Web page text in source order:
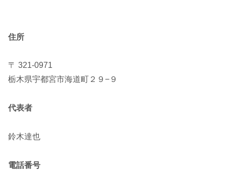
住所
〒 321-0971
栃木県宇都宮市海道町２９−９
代表者
鈴木達也
電話番号